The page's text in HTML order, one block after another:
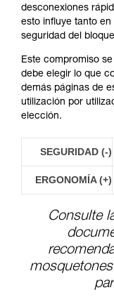
desconexiones
esto influye tanto
seguridad del
Este compromiso
debe elegir lo que
demás páginas de
utilización por
elección.
SEGURIDAD (-)
ERGONOMÍA (+)
Consulte